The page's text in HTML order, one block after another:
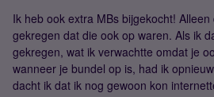
Ik heb ook extra MBs bijgekocht!
gekregen dat die ook op waren. Als ik
gekregen, wat ik verwachtte omdat je
wanneer je bundel op is, had ik
dacht ik dat ik nog gewoon kon